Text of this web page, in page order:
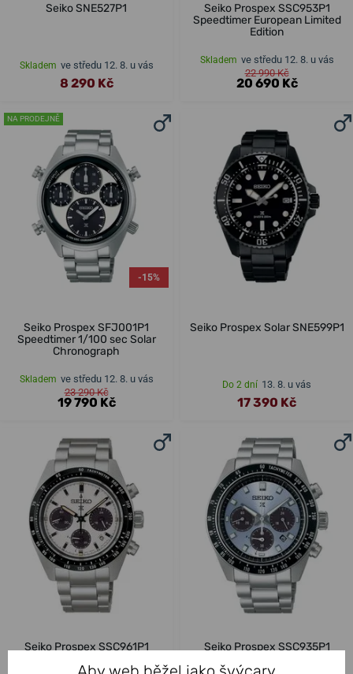
Seiko SNE527P1
Skladem ve středu 12. 8. u vás
8 290 Kč
Seiko Prospex SSC953P1
Speedtimer European Limited
Edition
Skladem ve středu 12. 8. u vás
22 990 Kč
20 690 Kč
NA PRODEJNĚ
-15%
Seiko Prospex SFJ001P1
Speedtimer 1/100 sec Solar
Chronograph
Skladem ve středu 12. 8. u vás
23 290 Kč
19 790 Kč
Seiko Prospex Solar SNE599P1
Do 2 dní 13. 8. u vás
17 390 Kč
Seiko Prospex SSC961P1
Seiko Prospex SSC935P1